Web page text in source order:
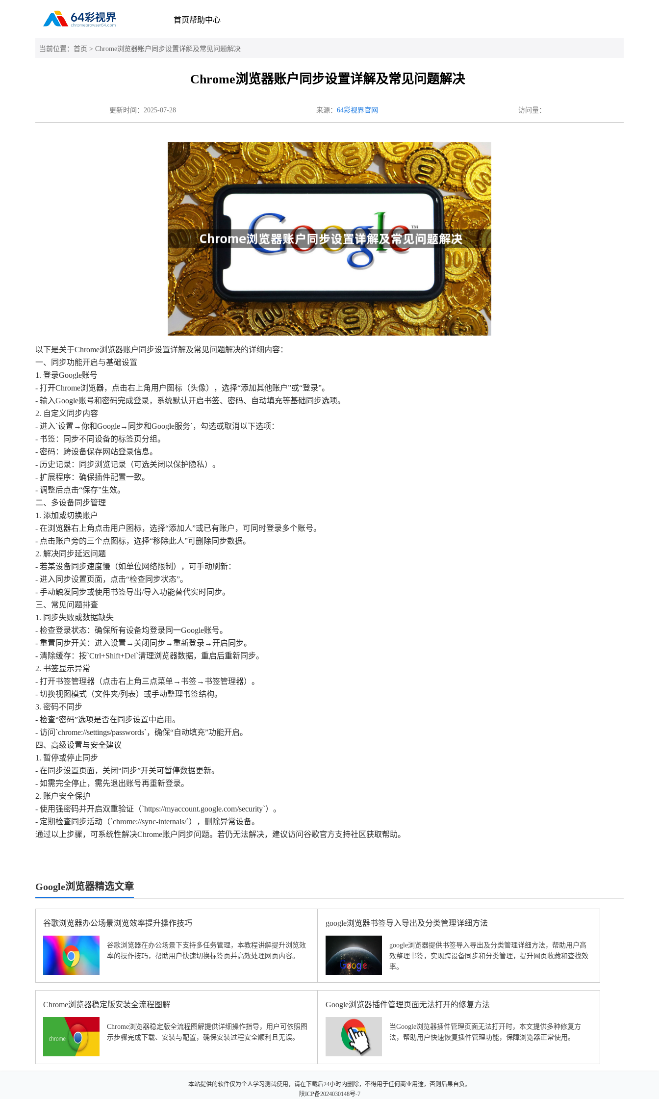
首页帮助中心
当前位置： 首页 > Chrome浏览器账户同步设置详解及常见问题解决
Chrome浏览器账户同步设置详解及常见问题解决
更新时间： 2025-07-28 来源： 64彩视界官网 访问量：
以下是关于Chrome浏览器账户同步设置详解及常见问题解决的详细内容：
一、同步功能开启与基础设置
1. 登录Google账号
- 打开Chrome浏览器，点击右上角用户图标（头像），选择“添加其他账户”或“登录”。
- 输入Google账号和密码完成登录，系统默认开启书签、密码、自动填充等基础同步选项。
2. 自定义同步内容
- 进入`设置→你和Google→同步和Google服务`，勾选或取消以下选项：
- 书签：同步不同设备的标签页分组。
- 密码：跨设备保存网站登录信息。
- 历史记录：同步浏览记录（可选关闭以保护隐私）。
- 扩展程序：确保插件配置一致。
- 调整后点击“保存”生效。
二、多设备同步管理
1. 添加或切换账户
- 在浏览器右上角点击用户图标，选择“添加人”或已有账户，可同时登录多个账号。
- 点击账户旁的三个点图标，选择“移除此人”可删除同步数据。
2. 解决同步延迟问题
- 若某设备同步速度慢（如单位网络限制），可手动刷新：
- 进入同步设置页面，点击“检查同步状态”。
- 手动触发同步或使用书签导出/导入功能替代实时同步。
三、常见问题排查
1. 同步失败或数据缺失
- 检查登录状态：确保所有设备均登录同一Google账号。
- 重置同步开关：进入设置→关闭同步→重新登录→开启同步。
- 清除缓存：按`Ctrl+Shift+Del`清理浏览器数据，重启后重新同步。
2. 书签显示异常
- 打开书签管理器（点击右上角三点菜单→书签→书签管理器）。
- 切换视图模式（文件夹/列表）或手动整理书签结构。
3. 密码不同步
- 检查“密码”选项是否在同步设置中启用。
- 访问`chrome://settings/passwords`，确保“自动填充”功能开启。
四、高级设置与安全建议
1. 暂停或停止同步
- 在同步设置页面，关闭“同步”开关可暂停数据更新。
- 如需完全停止，需先退出账号再重新登录。
2. 账户安全保护
- 使用强密码并开启双重验证（`https://myaccount.google.com/security`）。
- 定期检查同步活动（`chrome://sync-internals/`），删除异常设备。
通过以上步骤，可系统性解决Chrome账户同步问题。若仍无法解决，建议访问谷歌官方支持社区获取帮助。
Google浏览器精选文章
谷歌浏览器办公场景浏览效率提升操作技巧
谷歌浏览器在办公场景下支持多任务管理，本教程讲解提升浏览效
率的操作技巧，帮助用户快速切换标签页并高效处理网页内容。
google浏览器书签导入导出及分类管理详细方法
google浏览器提供书签导入导出及分类管理详细方法，帮助用户高
效整理书签，实现跨设备同步和分类管理，提升网页收藏和查找效
率。
Chrome浏览器稳定版安装全流程图解
Chrome浏览器稳定版全流程图解提供详细操作指导，用户可依照图
示步骤完成下载、安装与配置，确保安装过程安全顺利且无误。
Google浏览器插件管理页面无法打开的修复方法
当Google浏览器插件管理页面无法打开时，本文提供多种修复方
法，帮助用户快速恢复插件管理功能，保障浏览器正常使用。
本站提供的软件仅为个人学习测试使用，请在下载后24小时内删除，不得用于任何商业用途，否则后果自负。
陕ICP备2024030148号-7